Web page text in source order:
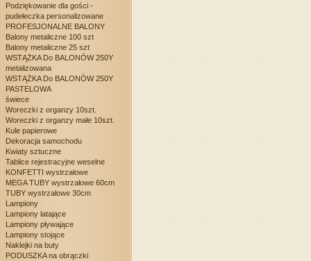
Podziękowanie dla gości -
pudełeczka personalizowane
PROFESJONALNE BALONY
Balony metaliczne 100 szt
Balony metaliczne 25 szt
WSTĄŻKA Do BALONÓW 250Y
metalizowana
WSTĄŻKA Do BALONÓW 250Y
PASTELOWA
świece
Woreczki z organzy 10szt.
Woreczki z organzy małe 10szt.
Kule papierowe
Dekoracja samochodu
Kwiaty sztuczne
Tablice rejestracyjne weselne
KONFETTI wystrzałowe
MEGA TUBY wystrzałowe 60cm
TUBY wystrzałowe 30cm
Lampiony
Lampiony latające
Lampiony pływające
Lampiony stojące
Naklejki na buty
PODUSZKA na obrączki